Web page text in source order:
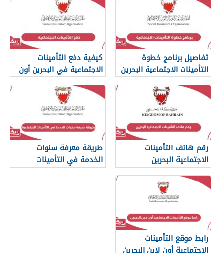
تفاصيل برنامج خطوة
التأمينات الاجتماعية البحرين
كيفية دفع التأمينات
الاجتماعية في البحرين أون
لاين
رقم هاتف التأمينات
الاجتماعية البحرين
طريقة معرفة سنوات
الخدمة في التأمينات
الاجتماعية البحرين
رابط موقع التأمينات
الاجتماعية أون لاين البحرين